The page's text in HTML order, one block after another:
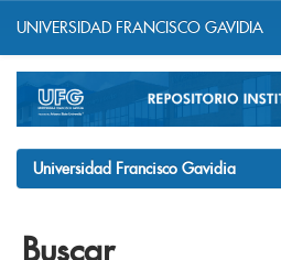
navigation
UNIVERSIDAD FRANCISCO GAVIDIA
Universidad Francisco Gavidia
Buscar